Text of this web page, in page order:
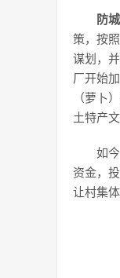
防
策，按
谋划，
厂开始
（萝卜
土特产文
如
资金，
让村集